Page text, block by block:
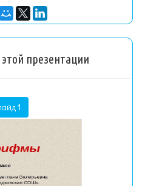
презентации
1